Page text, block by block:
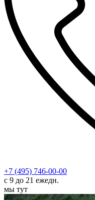
+7 (495) 746-00-00
с 9 до 21 ежедн.
мы тут